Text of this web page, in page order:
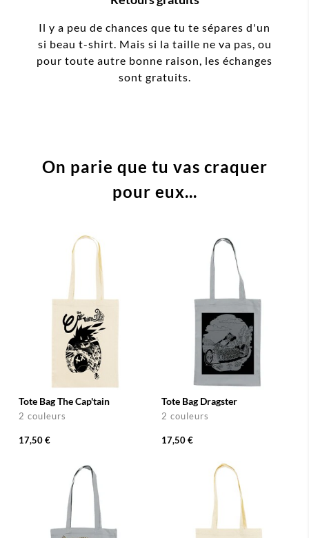
Il y a peu de chances que tu te sépares d'un
si beau t-shirt. Mais si la taille ne va pas, ou
pour toute autre bonne raison, les échanges
sont gratuits.
On parie que tu vas craquer
pour eux...
Tote Bag The Cap'tain
2 couleurs
17,50 €
Tote Bag Dragster
2 couleurs
17,50 €